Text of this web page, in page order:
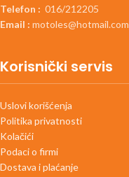
Telefon : 016/212205
Email : motoles@hotmail.com
Korisnički servis
Uslovi korišćenja
Politika privatnosti
Kolačići
Podaci o firmi
Dostava i plaćanje